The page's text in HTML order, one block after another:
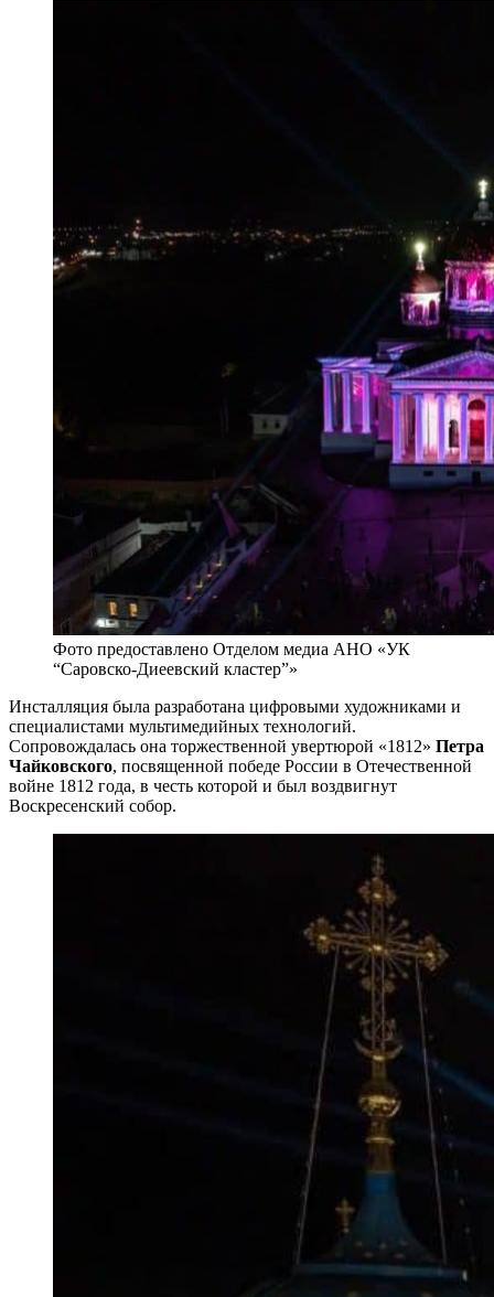
Фото предоставлено Отделом медиа АНО «УК
“Саровско-Диеевский кластер”»
Инсталляция была разработана цифровыми художниками и
специалистами мультимедийных технологий.
Сопровождалась она торжественной увертюрой «1812» Петра
Чайковского, посвященной победе России в Отечественной
войне 1812 года, в честь которой и был воздвигнут
Воскресенский собор.